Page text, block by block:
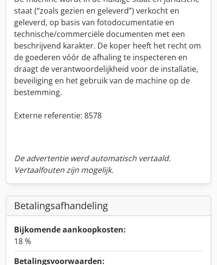
staat (“zoals gezien en geleverd”) verkocht en
geleverd, op basis van fotodocumentatie en
technische/commerciële documenten met een
beschrijvend karakter. De koper heeft het recht om
de goederen vóór de afhaling te inspecteren en
draagt de verantwoordelijkheid voor de installatie,
beveiliging en het gebruik van de machine op de
bestemming.
Externe referentie: 8578
De advertentie werd automatisch vertaald.
Vertaalfouten zijn mogelijk.
Betalingsafhandeling
Bijkomende aankoopkosten:
18 %
Betalingsvoorwaarden: